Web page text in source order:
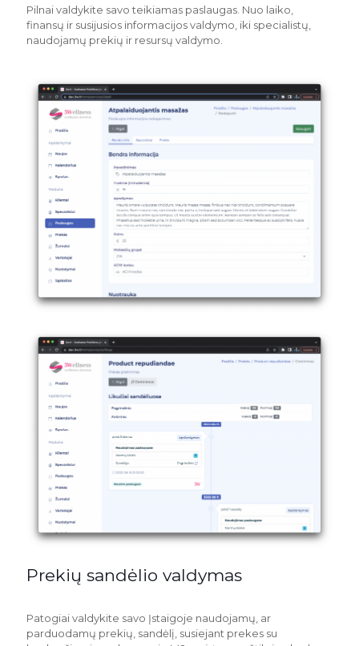
Pilnai valdykite savo teikiamas paslaugas. Nuo laiko,
finansų ir susijusios informacijos valdymo, iki specialistų,
naudojamų prekių ir resursų valdymo.
Prekių sandėlio valdymas
Patogiai valdykite savo Įstaigoje naudojamų, ar
parduodamų prekių, sandėlį, susiejant prekes su